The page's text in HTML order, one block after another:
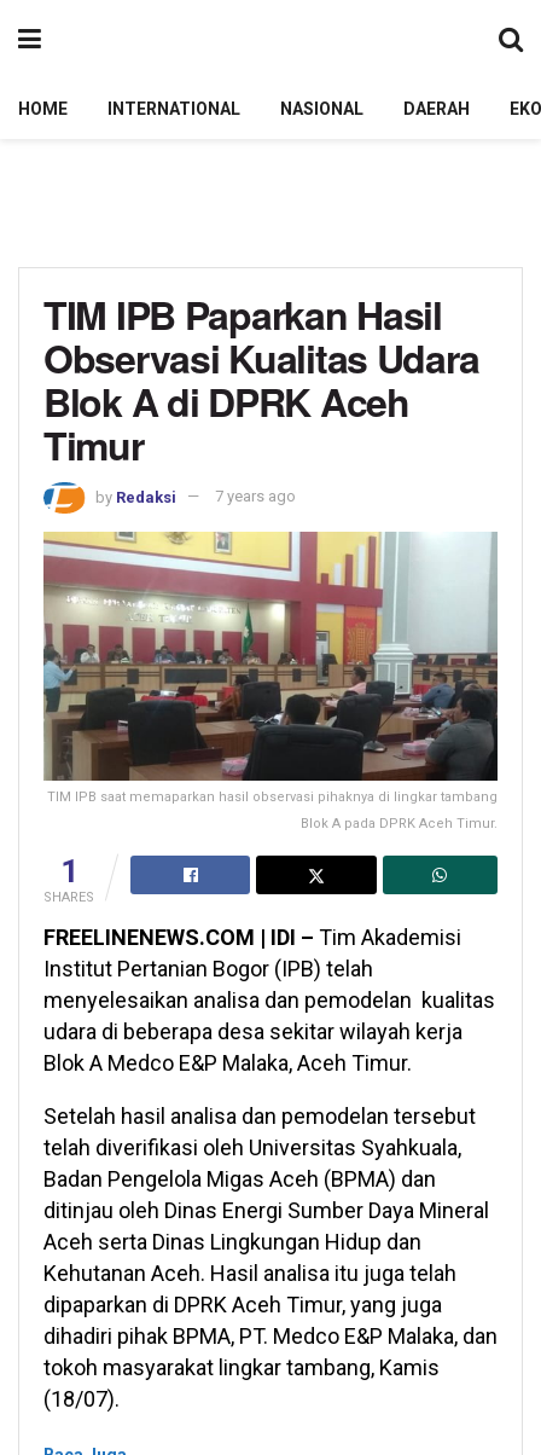
HOME INTERNATIONAL NASIONAL DAERAH
TIM IPB Paparkan Hasil
Observasi Kualitas Udara
Blok A di DPRK Aceh
Timur
by Redaksi 7 years ago
TIM IPB saat memaparkan hasil observasi pihaknya di lingkar tambang
Blok A pada DPRK Aceh Timur.
1
SHARES
FREELINENEWS.COM | IDI – Tim Akademisi
Institut Pertanian Bogor (IPB) telah
menyelesaikan analisa dan pemodelan kualitas
udara di beberapa desa sekitar wilayah kerja
Blok A Medco E&P Malaka, Aceh Timur.
Setelah hasil analisa dan pemodelan tersebut
telah diverifikasi oleh Universitas Syahkuala,
Badan Pengelola Migas Aceh (BPMA) dan
ditinjau oleh Dinas Energi Sumber Daya Mineral
Aceh serta Dinas Lingkungan Hidup dan
Kehutanan Aceh. Hasil analisa itu juga telah
dipaparkan di DPRK Aceh Timur, yang juga
dihadiri pihak BPMA, PT. Medco E&P Malaka, dan
tokoh masyarakat lingkar tambang, Kamis
(18/07).